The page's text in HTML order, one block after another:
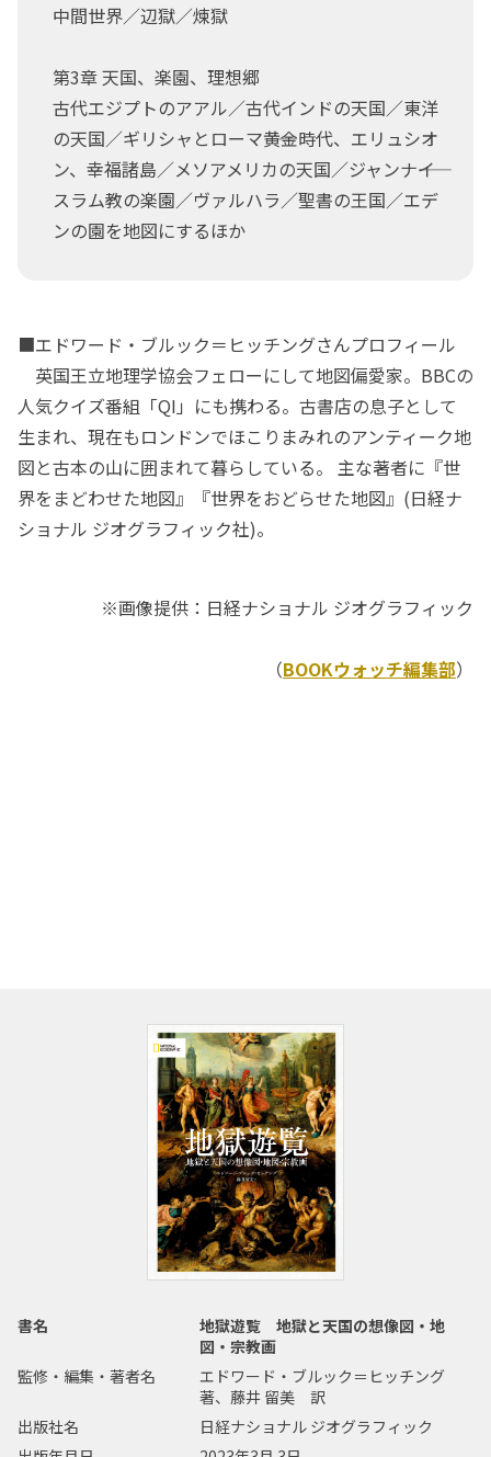
中間世界／辺獄／煉獄
第3章 天国、楽園、理想郷
古代エジプトのアアル／古代インドの天国／東洋
の天国／ギリシャとローマ――黄金時代、エリュシオ
ン、幸福諸島／メソアメリカの天国／ジャンナ――イ
スラム教の楽園／ヴァルハラ／聖書の王国／エデ
ンの園を地図にするほか
■エドワード・ブルック＝ヒッチングさんプロフィール
英国王立地理学協会フェローにして地図偏愛家。BBCの
人気クイズ番組「QI」にも携わる。古書店の息子として
生まれ、現在もロンドンでほこりまみれのアンティーク地
図と古本の山に囲まれて暮らしている。 主な著者に『世
界をまどわせた地図』『世界をおどらせた地図』(日経ナ
ショナル ジオグラフィック社)。
※画像提供：日経ナショナル ジオグラフィック
（BOOKウォッチ編集部）
書名
地獄遊覧 地獄と天国の想像図・地
図・宗教画
監修・編集・著者名
エドワード・ブルック＝ヒッチング
著、藤井 留美 訳
出版社名
日経ナショナル ジオグラフィック